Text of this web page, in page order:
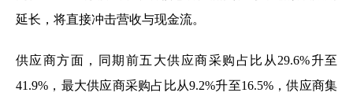
延长，将直接冲击营收与现金流。
供应商方面，同期前五大供应商采购占比从29.6%升至
41.9%，最大供应商采购占比从9.2%升至16.5%，供应商集